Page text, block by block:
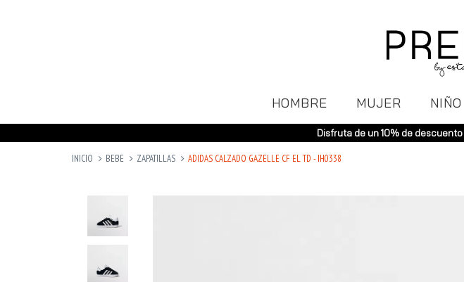
HOMBRE MUJER NIÑO
Disfruta de un 10% de
INICIO BEBE ZAPATILLAS ADIDAS CALZADO GAZELLE CF EL TD - IH0338